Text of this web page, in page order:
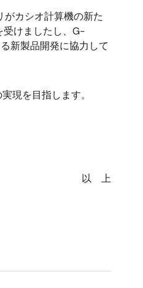
がカシオ計算機の新た
受けましたし、G-
新製品開発に協力して
現を目指します。
以 上